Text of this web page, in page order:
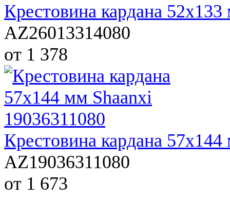
Крестовина кардана
AZ26013314080
от 1 378
Крестовина кардана
AZ19036311080
от 1 673